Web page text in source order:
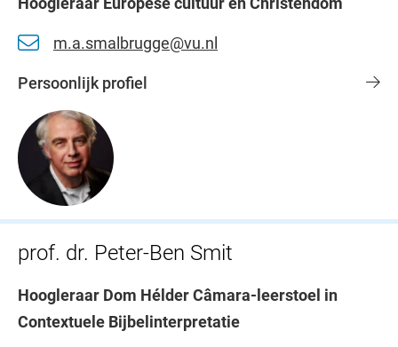
m.a.smalbrugge@vu.nl
Persoonlijk profiel
prof. dr. Peter-Ben Smit
Hoogleraar Dom Hélder Câmara-leerstoel in
Contextuele Bijbelinterpretatie